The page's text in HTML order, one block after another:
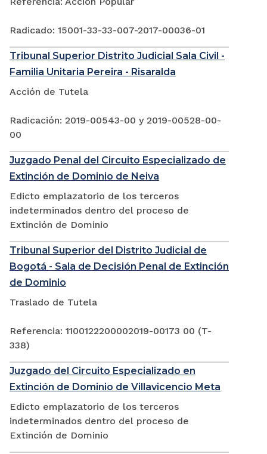
Radicado: 15001-33-33-007-2017-00036-01
Tribunal Superior Distrito Judicial Sala Civil -
Familia Unitaria Pereira - Risaralda
Acción de Tutela
Radicación: 2019-00543-00 y 2019-00528-00-
00
Juzgado Penal del Circuito Especializado de
Extinción de Dominio de Neiva
Edicto emplazatorio de los terceros
indeterminados dentro del proceso de
Extinción de Dominio
Tribunal Superior del Distrito Judicial de
Bogotá - Sala de Decisión Penal de Extinción
de Dominio
Traslado de Tutela
Referencia: 1100122200002019-00173 00 (T-
338)
Juzgado del Circuito Especializado en
Extinción de Dominio de Villavicencio Meta
Edicto emplazatorio de los terceros
indeterminados dentro del proceso de
Extinción de Dominio